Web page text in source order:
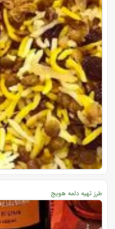
طرز تهیه دلمه هویج